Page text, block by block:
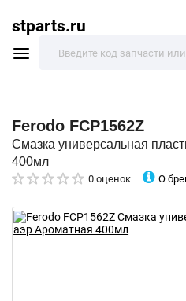
stparts.ru
Ferodo FCP1562Z
Смазка универсальная
400мл
0 оценок О